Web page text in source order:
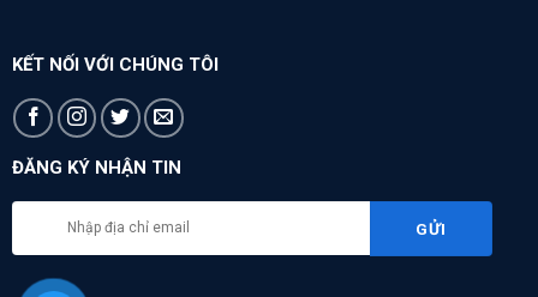
KẾT NỐI VỚI CHÚNG TÔI
ĐĂNG KÝ NHẬN TIN